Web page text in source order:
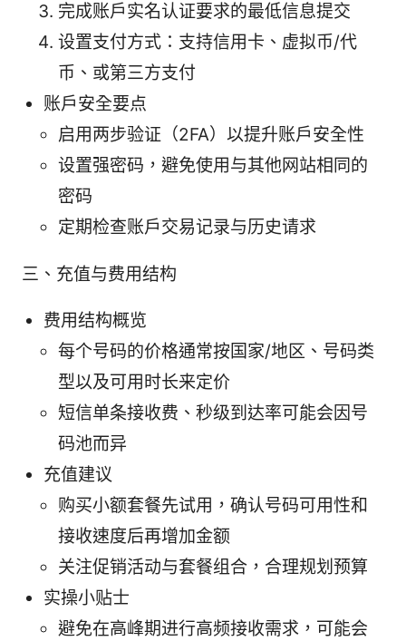
完成账户实名认证要求的最低信息提交
设置支付方式：支持信用卡、虚拟币/代
币、或第三方支付
账户安全要点
启用两步验证（2FA）以提升账户安全性
设置强密码，避免使用与其他网站相同的
密码
定期检查账户交易记录与历史请求
三、充值与费用结构
费用结构概览
每个号码的价格通常按国家/地区、号码类
型以及可用时长来定价
短信单条接收费、秒级到达率可能会因号
码池而异
充值建议
购买小额套餐先试用，确认号码可用性和
接收速度后再增加金额
关注促销活动与套餐组合，合理规划预算
实操小贴士
避免在高峰期进行高频接收需求，可能会